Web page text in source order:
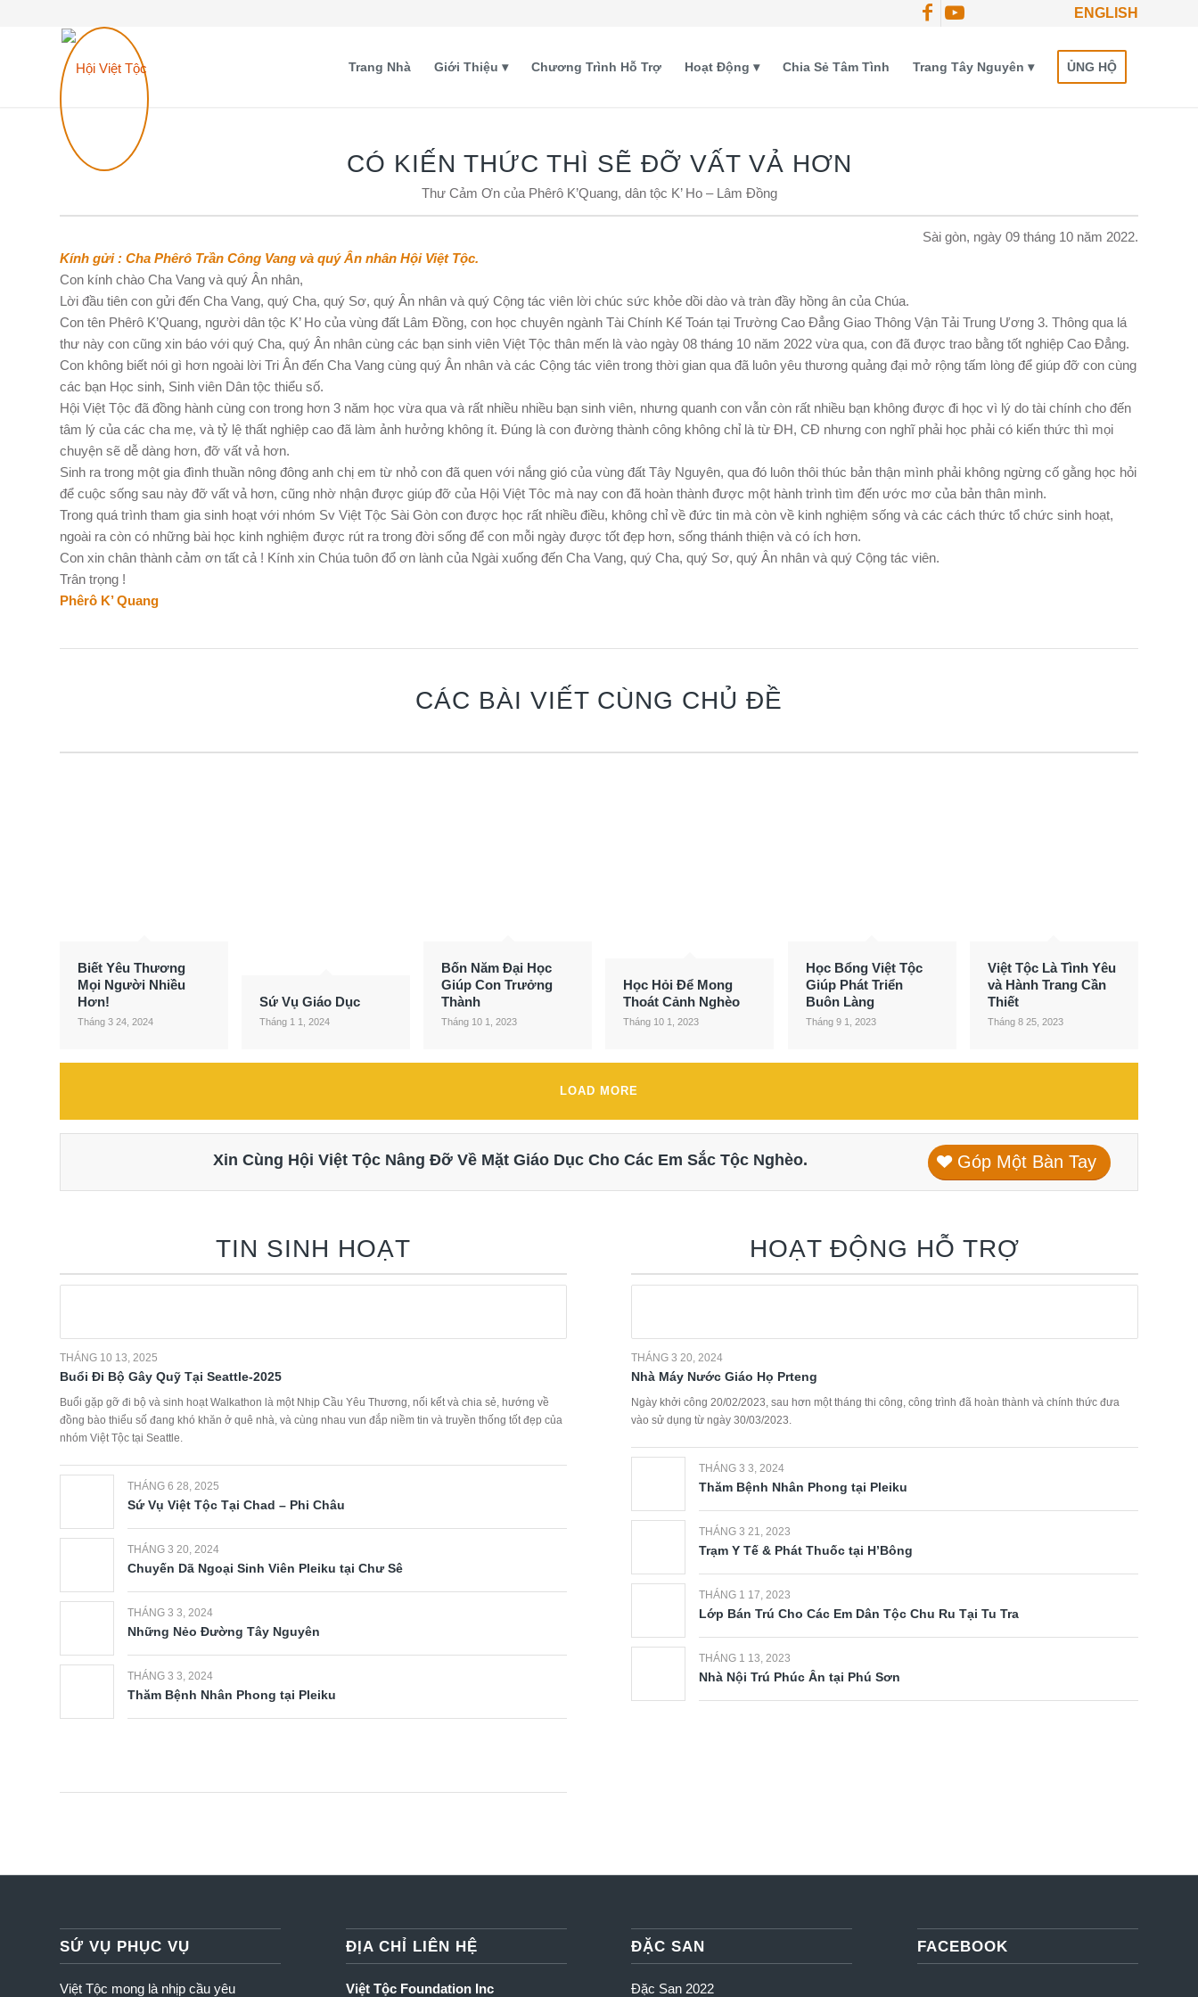
ENGLISH
Trang Nhà Giới Thiệu Chương Trình Hỗ Trợ Hoạt Động Chia Sẻ Tâm Tình Trang Tây Nguyên ỦNG HỘ
CÓ KIẾN THỨC THÌ SẼ ĐỠ VẤT VẢ HƠN
Thư Cảm Ơn của Phêrô K’Quang, dân tộc K’ Ho – Lâm Đồng
Sài gòn, ngày 09 tháng 10 năm 2022.
Kính gửi : Cha Phêrô Trần Công Vang và quý Ân nhân Hội Việt Tộc.
Con kính chào Cha Vang và quý Ân nhân,
Lời đầu tiên con gửi đến Cha Vang, quý Cha, quý Sơ, quý Ân nhân và quý Cộng tác viên lời chúc sức khỏe dồi dào và tràn đầy hồng ân của Chúa.
Con tên Phêrô K’Quang, người dân tộc K’ Ho của vùng đất Lâm Đồng, con học chuyên ngành Tài Chính Kế Toán tại Trường Cao Đẳng Giao Thông Vận Tải Trung Ương 3. Thông qua lá
thư này con cũng xin báo với quý Cha, quý Ân nhân cùng các bạn sinh viên Việt Tộc thân mến là vào ngày 08 tháng 10 năm 2022 vừa qua, con đã được trao bằng tốt nghiệp Cao Đẳng.
Con không biết nói gì hơn ngoài lời Tri Ân đến Cha Vang cùng quý Ân nhân và các Cộng tác viên trong thời gian qua đã luôn yêu thương quảng đại mở rộng tấm lòng để giúp đỡ con cùng
các bạn Học sinh, Sinh viên Dân tộc thiểu số.
Hội Việt Tộc đã đồng hành cùng con trong hơn 3 năm học vừa qua và rất nhiều nhiều bạn sinh viên, nhưng quanh con vẫn còn rất nhiều bạn không được đi học vì lý do tài chính cho đến
tâm lý của các cha mẹ, và tỷ lệ thất nghiệp cao đã làm ảnh hưởng không ít. Đúng là con đường thành công không chỉ là từ ĐH, CĐ nhưng con nghĩ phải học phải có kiến thức thì mọi
chuyện sẽ dễ dàng hơn, đỡ vất vả hơn.
Sinh ra trong một gia đình thuần nông đông anh chị em từ nhỏ con đã quen với nắng gió của vùng đất Tây Nguyên, qua đó luôn thôi thúc bản thận mình phải không ngừng cố gằng học hỏi
để cuộc sống sau này đỡ vất vả hơn, cũng nhờ nhận được giúp đỡ của Hội Việt Tôc mà nay con đã hoàn thành được một hành trình tìm đến ước mơ của bản thân mình.
Trong quá trình tham gia sinh hoạt với nhóm Sv Việt Tộc Sài Gòn con được học rất nhiều điều, không chỉ về đức tin mà còn về kinh nghiệm sống và các cách thức tổ chức sinh hoạt,
ngoài ra còn có những bài học kinh nghiệm được rút ra trong đời sống để con mỗi ngày được tốt đẹp hơn, sống thánh thiện và có ích hơn.
Con xin chân thành cảm ơn tất cả ! Kính xin Chúa tuôn đổ ơn lành của Ngài xuống đến Cha Vang, quý Cha, quý Sơ, quý Ân nhân và quý Cộng tác viên.
Trân trọng !
Phêrô K’ Quang
CÁC BÀI VIẾT CÙNG CHỦ ĐỀ
Biết Yêu Thương
Mọi Người Nhiều
Hơn!
Tháng 3 24, 2024
Sứ Vụ Giáo Dục
Tháng 1 1, 2024
Bốn Năm Đại Học
Giúp Con Trưởng
Thành
Tháng 10 1, 2023
Học Hỏi Để Mong
Thoát Cảnh Nghèo
Tháng 10 1, 2023
Học Bổng Việt Tộc
Giúp Phát Triển
Buôn Làng
Tháng 9 1, 2023
Việt Tộc Là Tình Yêu
và Hành Trang Cần
Thiết
Tháng 8 25, 2023
LOAD MORE
Xin Cùng Hội Việt Tộc Nâng Đỡ Về Mặt Giáo Dục Cho Các Em Sắc Tộc Nghèo. Góp Một Bàn Tay
TIN SINH HOẠT
THÁNG 10 13, 2025
Buổi Đi Bộ Gây Quỹ Tại Seattle-2025
Buổi gặp gỡ đi bộ và sinh hoạt Walkathon là một Nhịp Cầu Yêu Thương, nối kết và chia sẻ, hướng về
đồng bào thiểu số đang khó khăn ở quê nhà, và cùng nhau vun đắp niềm tin và truyền thống tốt đẹp của
nhóm Việt Tộc tại Seattle.
THÁNG 6 28, 2025
Sứ Vụ Việt Tộc Tại Chad – Phi Châu
THÁNG 3 20, 2024
Chuyến Dã Ngoại Sinh Viên Pleiku tại Chư Sê
THÁNG 3 3, 2024
Những Nẻo Đường Tây Nguyên
THÁNG 3 3, 2024
Thăm Bệnh Nhân Phong tại Pleiku
HOẠT ĐỘNG HỖ TRỢ
THÁNG 3 20, 2024
Nhà Máy Nước Giáo Họ Prteng
Ngày khởi công 20/02/2023, sau hơn một tháng thi công, công trình đã hoàn thành và chính thức đưa
vào sử dụng từ ngày 30/03/2023.
THÁNG 3 3, 2024
Thăm Bệnh Nhân Phong tại Pleiku
THÁNG 3 21, 2023
Trạm Y Tế & Phát Thuốc tại H’Bông
THÁNG 1 17, 2023
Lớp Bán Trú Cho Các Em Dân Tộc Chu Ru Tại Tu Tra
THÁNG 1 13, 2023
Nhà Nội Trú Phúc Ân tại Phú Sơn
SỨ VỤ PHỤC VỤ
Việt Tộc mong là nhịp cầu yêu
ĐỊA CHỈ LIÊN HỆ
Việt Tộc Foundation Inc
ĐẶC SAN
Đặc San 2022
FACEBOOK